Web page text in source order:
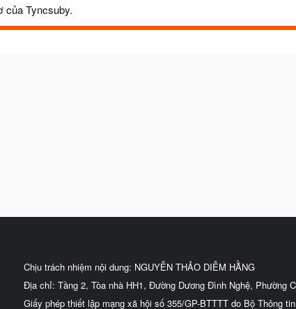
của Tyncsuby.
Chịu trách nhiệm nội dung: NGUYỄN THẢO DIỄM HẰNG
Địa chỉ: Tầng 2, Tòa nhà HH1, Đường Dương Đình Nghệ, Phường
Giấy phép thiết lập mạng xã hội số 355/GP-BTTTT do Bộ Thông